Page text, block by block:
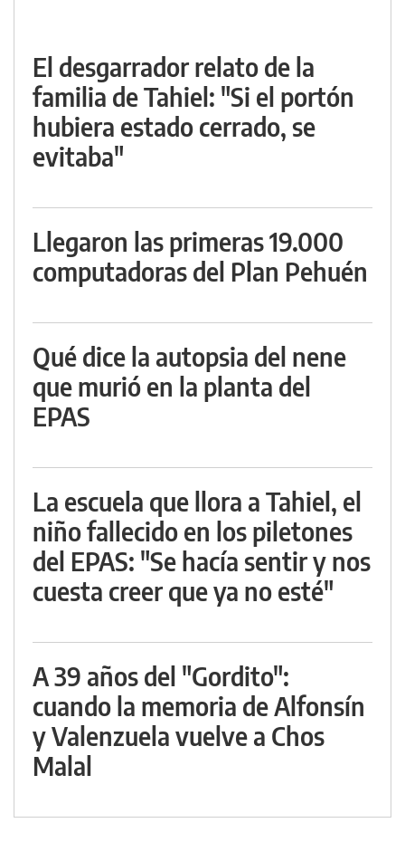
El desgarrador relato de la
familia de Tahiel: "Si el portón
hubiera estado cerrado, se
evitaba"
Llegaron las primeras 19.000
computadoras del Plan Pehuén
Qué dice la autopsia del nene
que murió en la planta del
EPAS
La escuela que llora a Tahiel, el
niño fallecido en los piletones
del EPAS: "Se hacía sentir y nos
cuesta creer que ya no esté"
A 39 años del "Gordito":
cuando la memoria de Alfonsín
y Valenzuela vuelve a Chos
Malal